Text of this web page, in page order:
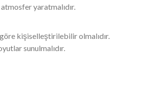
yaratmalıdır.
kişiselleştirilebilir olmalıdır.
sunulmalıdır.